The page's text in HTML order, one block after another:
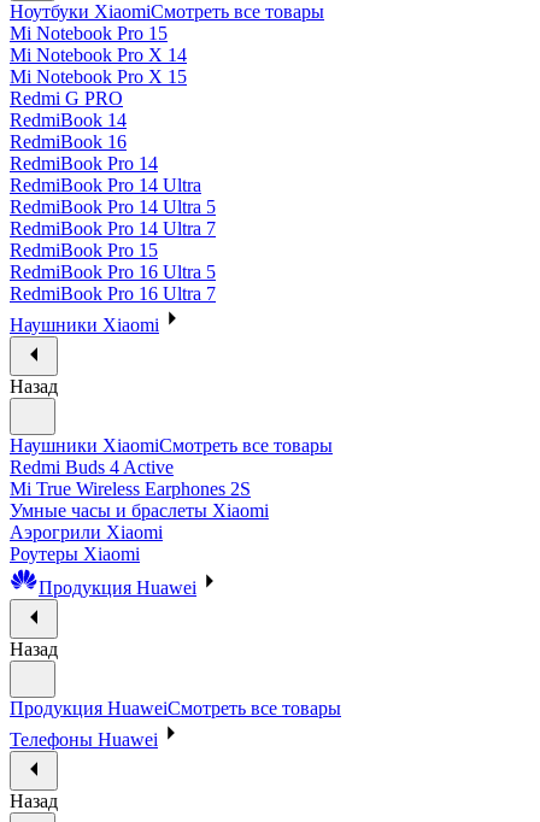
Ноутбуки XiaomiСмотреть все товары
Mi Notebook Pro 15
Mi Notebook Pro X 14
Mi Notebook Pro X 15
Redmi G PRO
RedmiBook 14
RedmiBook 16
RedmiBook Pro 14
RedmiBook Pro 14 Ultra
RedmiBook Pro 14 Ultra 5
RedmiBook Pro 14 Ultra 7
RedmiBook Pro 15
RedmiBook Pro 16 Ultra 5
RedmiBook Pro 16 Ultra 7
Наушники Xiaomi
Назад
Наушники XiaomiСмотреть все товары
Redmi Buds 4 Active
Mi True Wireless Earphones 2S
Умные часы и браслеты Xiaomi
Аэрогрили Xiaomi
Роутеры Xiaomi
Продукция Huawei
Назад
Продукция HuaweiСмотреть все товары
Телефоны Huawei
Назад